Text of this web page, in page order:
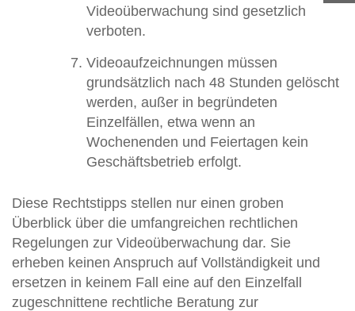
Videoüberwachung sind gesetzlich
verboten.
Videoaufzeichnungen müssen
grundsätzlich nach 48 Stunden gelöscht
werden, außer in begründeten
Einzelfällen, etwa wenn an
Wochenenden und Feiertagen kein
Geschäftsbetrieb erfolgt.
Diese Rechtstipps stellen nur einen groben
Überblick über die umfangreichen rechtlichen
Regelungen zur Videoüberwachung dar. Sie
erheben keinen Anspruch auf Vollständigkeit und
ersetzen in keinem Fall eine auf den Einzelfall
zugeschnittene rechtliche Beratung zur